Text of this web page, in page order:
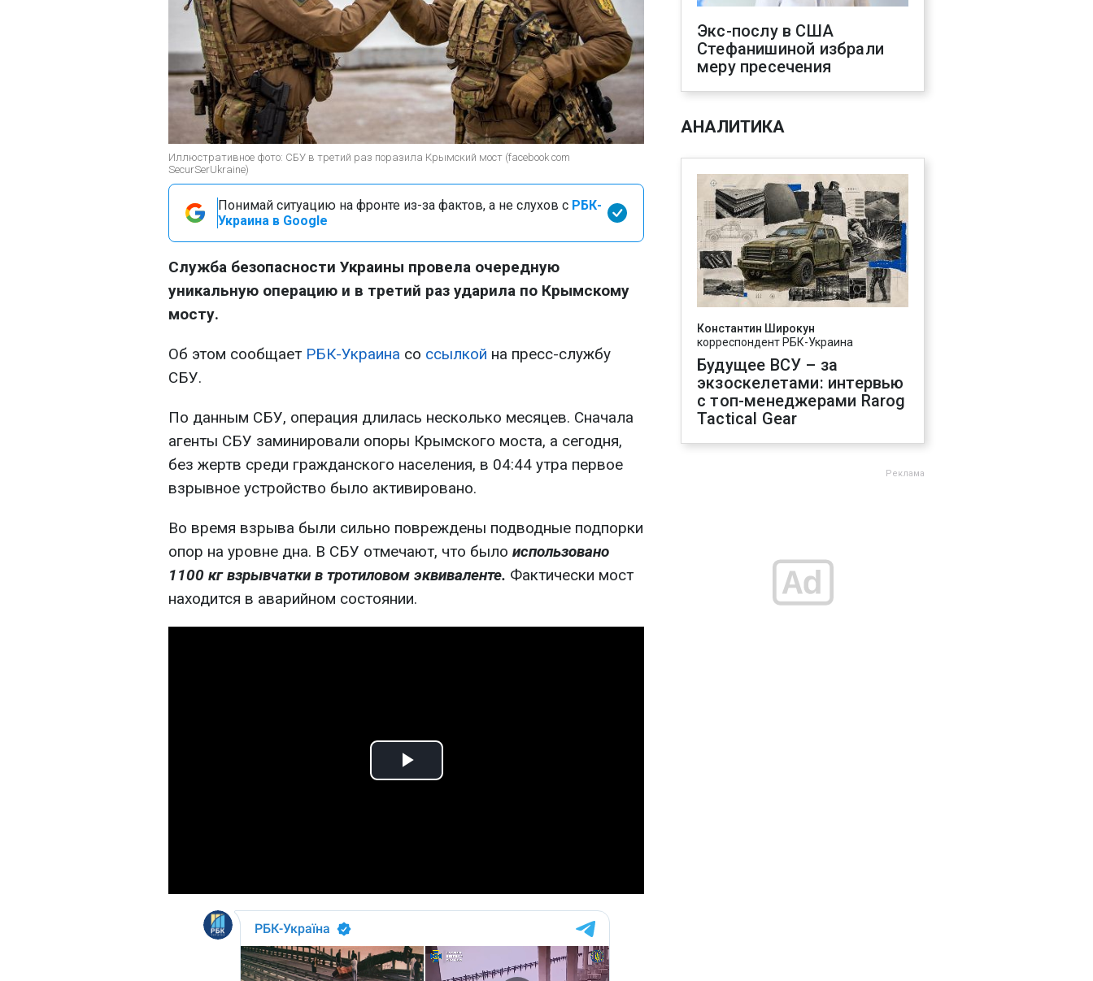
Иллюстративное фото: СБУ в третий раз поразила Крымский мост (facebook com
SecurSerUkraine)
Понимай ситуацию на фронте из-за фактов, а не слухов с РБК-
Украина в Google
Служба безопасности Украины провела очередную
уникальную операцию и в третий раз ударила по Крымскому
мосту.
Об этом сообщает РБК-Украина со ссылкой на пресс-службу
СБУ.
По данным СБУ, операция длилась несколько месяцев. Сначала
агенты СБУ заминировали опоры Крымского моста, а сегодня,
без жертв среди гражданского населения, в 04:44 утра первое
взрывное устройство было активировано.
Во время взрыва были сильно повреждены подводные подпорки
опор на уровне дна. В СБУ отмечают, что было использовано
1100 кг взрывчатки в тротиловом эквиваленте. Фактически мост
находится в аварийном состоянии.
Play
Экс-послу в США
Стефанишиной избрали
меру пресечения
АНАЛИТИКА
Константин Широкун
корреспондент РБК-Украина
Будущее ВСУ – за
экзоскелетами: интервью
с топ-менеджерами Rarog
Tactical Gear